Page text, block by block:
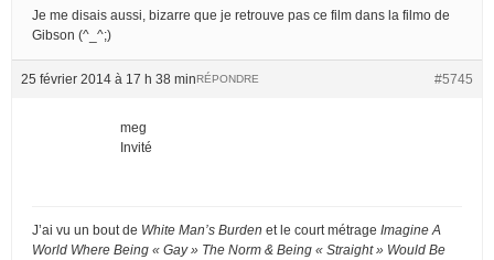
Je me disais aussi, bizarre que je retrouve pas ce film dans la filmo de
Gibson (^_^;)
25 février 2014 à 17 h 38 min #5745
RÉPONDRE
meg
Invité
J’ai vu un bout de White Man’s Burden et le court métrage Imagine A
World Where Being « Gay » The Norm & Being « Straight » Would Be